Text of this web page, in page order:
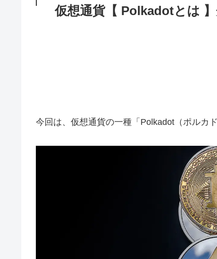
仮想通貨【 Polkadotとは
今回は、仮想通貨の一種「Polkadot（ポルカ